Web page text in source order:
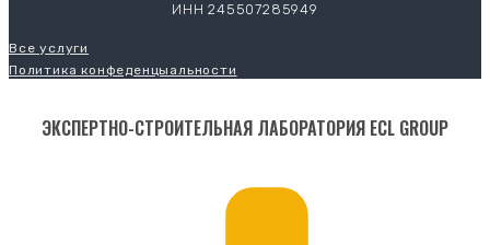
ИНН 245507285949
Все услуги
Политика конфеденцыальности
ЭКСПЕРТНО-СТРОИТЕЛЬНАЯ ЛАБОРАТОРИЯ ECL GROUP